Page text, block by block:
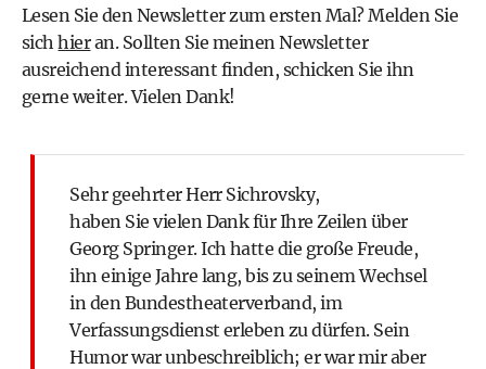
Lesen Sie den Newsletter zum ersten Mal? Melden Sie
sichhieran. Sollten Sie meinen Newsletter
ausreichend interessant finden, schicken Sie ihn
gerne weiter. Vielen Dank!
Sehr geehrter Herr Sichrovsky,
haben Sie vielen Dank für Ihre Zeilen über
Georg Springer. Ich hatte die große Freude,
ihn einige Jahre lang, bis zu seinem Wechsel
in den Bundestheaterverband, im
Verfassungsdienst erleben zu dürfen. Sein
Humor war unbeschreiblich; er war mir aber